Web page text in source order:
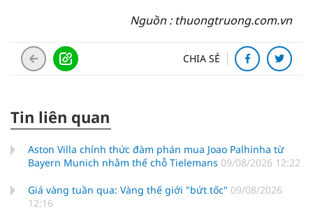
Nguồn : thuongtruong.com.vn
CHIA SẺ
Tin liên quan
Aston Villa chính thức đàm phán mua Joao Palhinha từ
Bayern Munich nhằm thế chỗ Tielemans 09/08/2026 12:22
Giá vàng tuần qua: Vàng thế giới "bứt tốc" 09/08/2026
12:16